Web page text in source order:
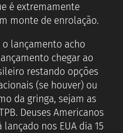
é extremamente
monte de enrolação.
lançamento acho
chegar ao
restando opções
(se houver) ou
da gringa, sejam as
Deuses Americanos
nos EUA dia 15